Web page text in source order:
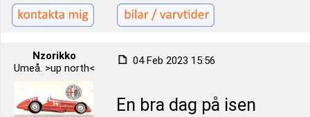
Nzorikko
Umeå. >up north<
04 Feb 2023 15:56
En bra dag på isen